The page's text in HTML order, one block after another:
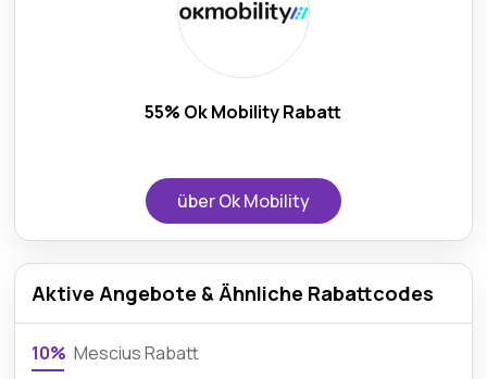
55% Ok Mobility Rabatt
über Ok Mobility
Aktive Angebote & Ähnliche Rabattcodes
10% Mescius Rabatt